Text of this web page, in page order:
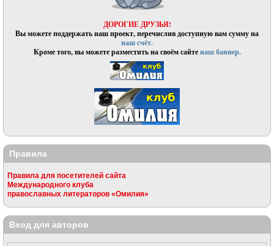
ДОРОГИЕ ДРУЗЬЯ!
Вы можете поддержать наш проект, перечислив доступную вам сумму на
наш счёт.
Кроме того, вы можете разместить на своём сайтенаш баннер.
Правила
Правила для посетителей сайта
Международного клуба
православных литераторов «Омилия»
Вход для авторов